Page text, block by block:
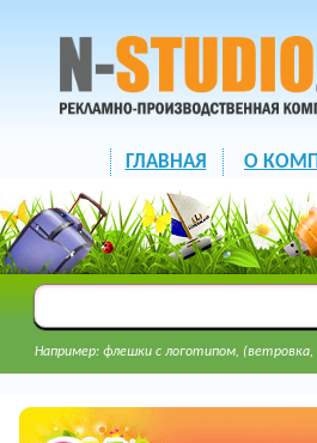
ГЛАВНАЯ О
Например: флешки с логотипом, (ветровка,